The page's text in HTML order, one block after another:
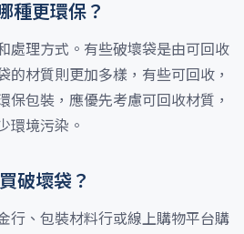
種更環保？
處理方式。有些破壞袋是由可回收
的材質則更加多樣，有些可回收，
保包裝，應優先考慮可回收材質，
環境污染。
破壞袋？
行、包裝材料行或線上購物平台購